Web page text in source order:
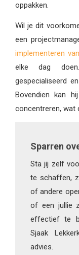
oppakken.
Wil je dit
een
implementeren
elke dag
gespecialiseerd
Bovendien kan
concentreren, wat
Sparren
Sta jij zelf
te schaffen,
of andere
of een jullie
effectief te
Sjaak
advies.